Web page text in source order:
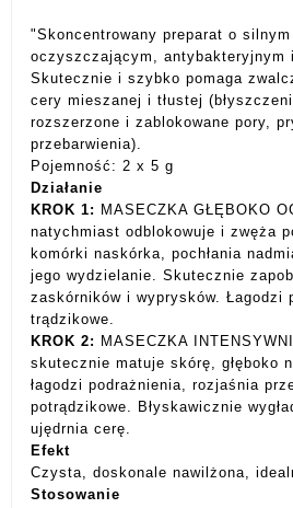
"Skoncentrowany preparat o silnym
oczyszczającym, antybakteryjnym
Skutecznie i szybko pomaga
cery mieszanej i tłustej
rozszerzone i zablokowane pory,
przebarwienia).
Pojemność: 2 x 5 g
Działanie
KROK 1: MASECZKA GŁĘBOKO
natychmiast odblokowuje i zwęża
komórki naskórka, pochłania
jego wydzielanie. Skutecznie
zaskórników i wyprysków. Łagodzi
trądzikowe.
KROK 2: MASECZKA
skutecznie matuje skórę, głęboko
łagodzi podrażnienia, rozjaśnia
potrądzikowe. Błyskawicznie
ujędrnia cerę.
Efekt
Czysta, doskonale nawilżona,
Stosowanie